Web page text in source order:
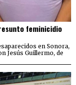
feminicidio
en Sonora,
Jesús Guillermo, de